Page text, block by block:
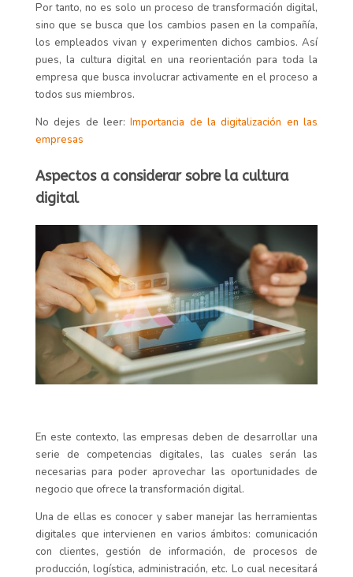
Por tanto, no es solo un proceso de transformación digital,
sino que se busca que los cambios pasen en la compañía,
los empleados vivan y experimenten dichos cambios. Así
pues, la cultura digital en una reorientación para toda la
empresa que busca involucrar activamente en el proceso a
todos sus miembros.
No dejes de leer:Importancia de la digitalización en las
empresas
Aspectos a considerar sobre la cultura
digital
En este contexto, las empresas deben de desarrollar una
serie de competencias digitales, las cuales serán las
necesarias para poder aprovechar las oportunidades de
negocio que ofrece la transformación digital.
Una de ellas es conocer y saber manejar las herramientas
digitales que intervienen en varios ámbitos: comunicación
con clientes, gestión de información, de procesos de
producción, logística, administración, etc. Lo cual necesitará